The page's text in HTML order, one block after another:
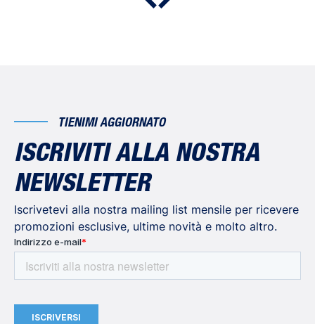
TIENIMI AGGIORNATO
ISCRIVITI ALLA NOSTRA
NEWSLETTER
Iscrivetevi alla nostra mailing list mensile per ricevere
promozioni esclusive, ultime novità e molto altro.